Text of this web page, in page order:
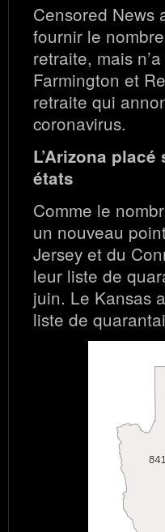
Censored News
fournir le
retraite, mais
Farmington et
retraite qui
coronavirus.
L’Arizona
états
Comme le
un nouveau
Jersey et du
leur liste de
juin. Le Kansas
liste de